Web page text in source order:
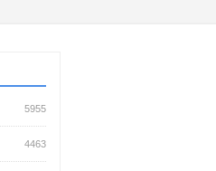
5955
4463